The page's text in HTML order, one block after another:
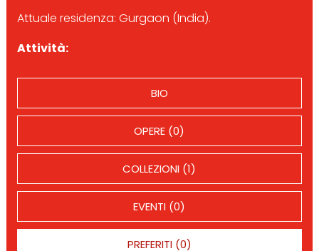
Attuale residenza: Gurgaon (India).
Attività:
BIO
OPERE (0)
COLLEZIONI (1)
EVENTI (0)
PREFERITI (0)